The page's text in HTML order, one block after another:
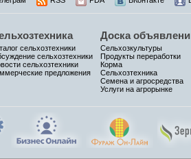
сельхозтехники
сельхозтехники
сельхозтехники
предложения
Доска
Сельхозкультуры
Продукты переработки
Корма
Сельхозтехника
Семена и агросредства
Услуги на агрорынке